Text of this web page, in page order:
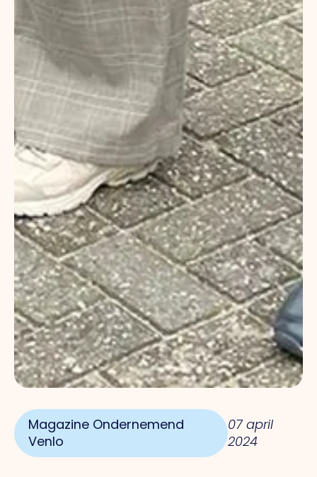
Magazine Ondernemend
Venlo
07 april
2024